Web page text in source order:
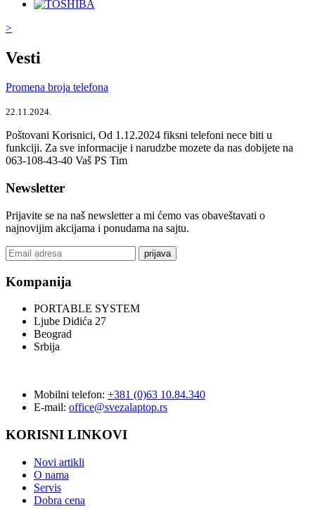
>
Vesti
Promena broja telefona
22.11.2024.
Poštovani Korisnici, Od 1.12.2024 fiksni telefoni nece biti u
funkciji. Za sve informacije i narudzbe mozete da nas dobijete na
063-108-43-40 Vaš PS Tim
Newsletter
Prijavite se na naš newsletter a mi ćemo vas obaveštavati o
najnovijim akcijama i ponudama na sajtu.
prijava
Kompanija
PORTABLE SYSTEM
Ljube Didića 27
Beograd
Srbija
Mobilni telefon: +381 (0)63 10.84.340
E-mail: office@svezalaptop.rs
KORISNI LINKOVI
Novi artikli
O nama
Servis
Dobra cena